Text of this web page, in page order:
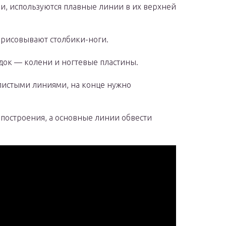
используются плавные линии в их верхней
столбики-ноги.
— колени и ногтевые пластины.
линиями, на конце нужно
а основные линии обвести